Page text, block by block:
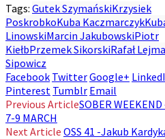
Tags: Gutek SzymańskiKrzysiek
PoskrobkoKuba Kaczmarczyk
LinowskiMarcin JakubowskiPiotr
KiełbPrzemek SikorskiRafał
Sipowicz
Facebook TwitterGoogle+
Pinterest Tumblr Email
Previous ArticleSOBER
7-9 MARCH
Next Article OSS 41 -Jakub